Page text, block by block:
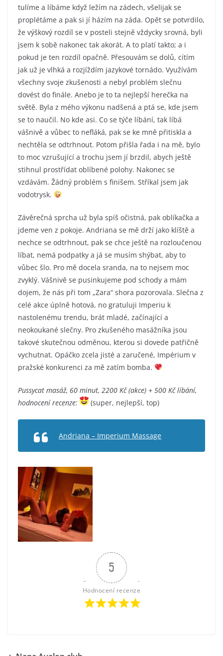
tulíme a líbáme když ležím na zádech, všelijak se
proplétáme a pak si jí házím na záda. Opět se potvrdilo,
že výškový rozdíl se v posteli stejně vždycky srovná, byli
jsem k sobě nakonec tak akorát. A to platí takto; a i
pokud je ten rozdíl opačně. Přesouvám se dolů, cítím
jak už je vlhká a rozjíždím jazykové tornádo. Využívám
všechny svoje zkušenosti a nebyl problém slečnu
dovést do finále. Anebo je to ta nejlepší herečka na
světě. Byla z mého výkonu nadšená a ptá se, kde jsem
se to naučil. No kde asi. Co se týče líbání, tak líbá
vášnivě a vůbec to nefláká, pak se ke mně přitiskla a
nechtěla se odtrhnout. Potom přišla řada i na mě, bylo
to moc vzrušující a trochu jsem jí brzdil, abych ještě
stihnul prostřídat oblíbené polohy. Nakonec se
vzdávám. Žádný problém s finišem. Stříkal jsem jak
vodotrysk.
Závěrečná sprcha už byla spíš očistná, pak oblíkačka a
jdeme ven z pokoje. Andriana se mě drží jako klíště a
nechce se odtrhnout, pak se chce ještě na rozloučenou
líbat, nemá podpatky a já se musím shýbat, aby to
vůbec šlo. Pro mě docela sranda, na to nejsem moc
zvyklý. Vášnivě se pusinkujeme pod schody a mám
dojem, že nás při tom „Zara“ shora pozorovala. Slečna z
celé akce úplně hotová, no gratuluji Imperiu k
nastolenému trendu, brát mladé, začínající a
neokoukané slečny. Pro zkušeného masážníka jsou
takové skutečnou odměnou, kterou si dovede patřičně
vychutnat. Opáčko zcela jisté a zaručené, Impérium v
pražské konkurenci za mě zatím bomba.
Pussycat masáž, 60 minut, 2200 Kč (akce) + 500 Kč líbání,
hodnocení recenze:
(super, nejlepší, top)
Andriana – Imperium Massage
5
Hodnocení recenze